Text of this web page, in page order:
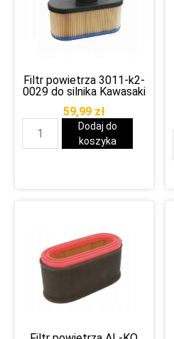
Filtr powietrza 3011-k2-
0029 do silnika Kawasaki
59,99 zł
Dodaj do
koszyka